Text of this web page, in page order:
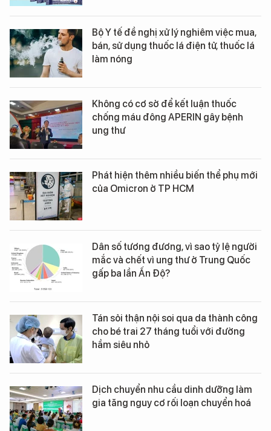
Bộ Y tế đề nghị xử lý nghiêm việc mua,
bán, sử dụng thuốc lá điện tử, thuốc lá
làm nóng
Không có cơ sở để kết luận thuốc
chống máu đông APERIN gây bệnh
ung thư
Phát hiện thêm nhiều biến thể phụ mới
của Omicron ở TP HCM
Dân số tương đương, vì sao tỷ lệ người
mắc và chết vì ung thư ở Trung Quốc
gấp ba lần Ấn Độ?
Tán sỏi thận nội soi qua da thành công
cho bé trai 27 tháng tuổi với đường
hầm siêu nhỏ
Dịch chuyển nhu cầu dinh dưỡng làm
gia tăng nguy cơ rối loạn chuyển hoá